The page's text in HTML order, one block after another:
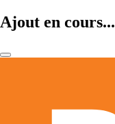
Ajout en cours...